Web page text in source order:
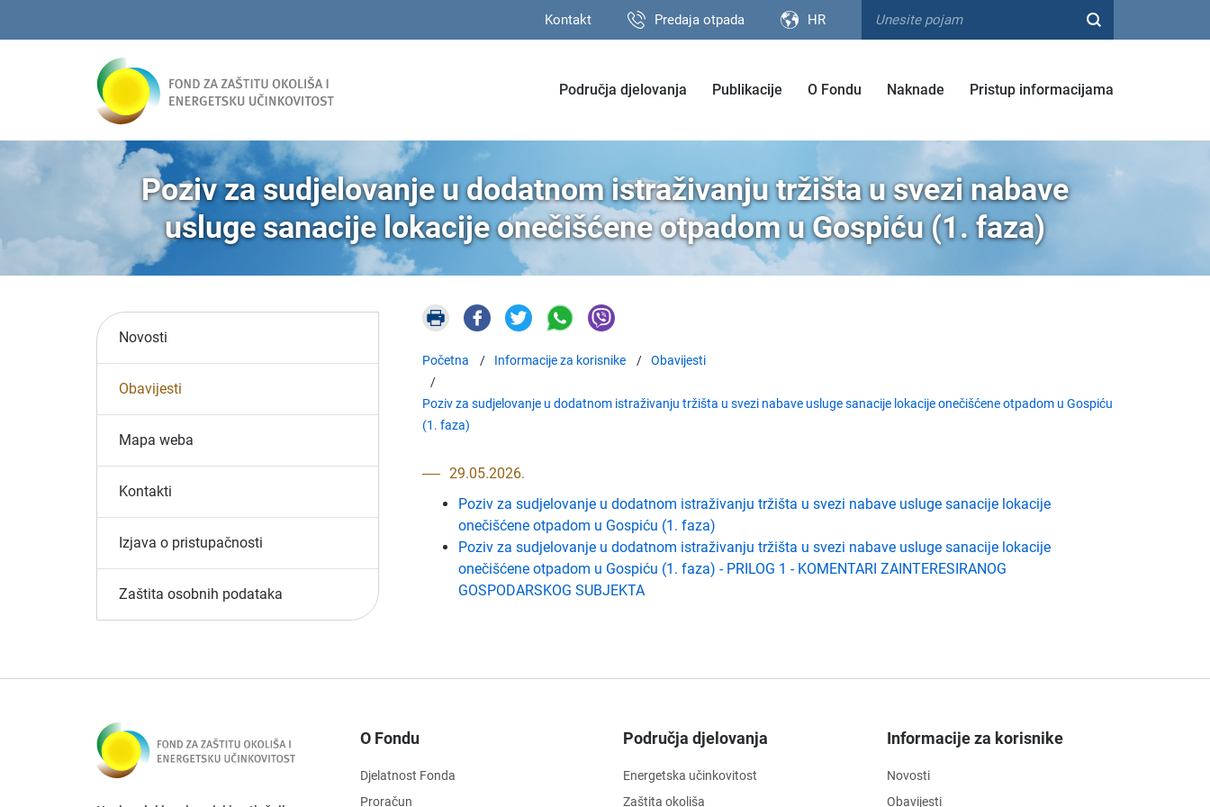
Kontakt Predaja otpada HR
Područja djelovanja Publikacije O Fondu Naknade Pristup informacijama
Poziv za sudjelovanje u dodatnom istraživanju tržišta u svezi nabave
usluge sanacije lokacije onečišćene otpadom u Gospiću (1. faza)
Novosti
Obavijesti
Mapa weba
Kontakti
Izjava o pristupačnosti
Zaštita osobnih podataka
Početna Informacije za korisnike Obavijesti
Poziv za sudjelovanje u dodatnom istraživanju tržišta u svezi nabave usluge sanacije lokacije onečišćene otpadom u Gospiću
(1. faza)
29.05.2026.
Poziv za sudjelovanje u dodatnom istraživanju tržišta u svezi nabave usluge sanacije lokacije
onečišćene otpadom u Gospiću (1. faza)
Poziv za sudjelovanje u dodatnom istraživanju tržišta u svezi nabave usluge sanacije lokacije
onečišćene otpadom u Gospiću (1. faza) - PRILOG 1 - KOMENTARI ZAINTERESIRANOG
GOSPODARSKOG SUBJEKTA
O Fondu
Djelatnost Fonda
Proračun
Područja djelovanja
Energetska učinkovitost
Zaštita okoliša
Informacije za korisnike
Novosti
Obavijesti